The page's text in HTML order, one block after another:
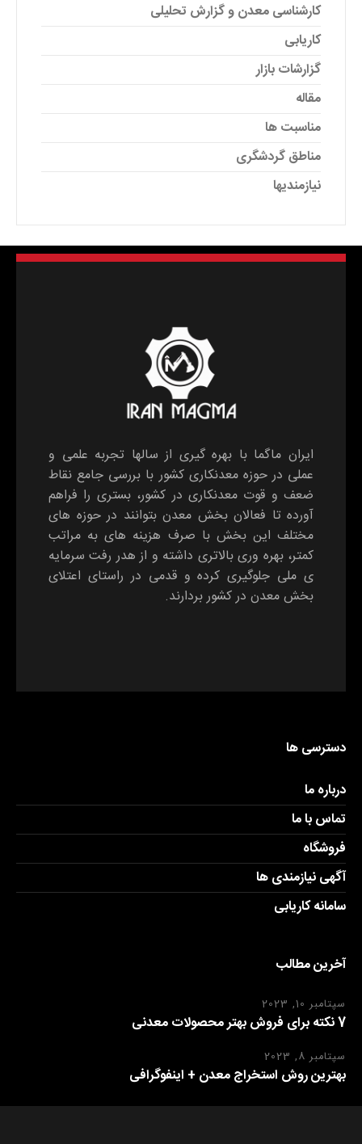
کارشناسی معدن و گزارش تحلیلی
کاریابی
گزارشات بازار
مقاله
مناسبت ها
مناطق گردشگری
نیازمندیها
ایران ماگما با بهره گیری از سالها تجربه علمی و
عملی در حوزه معدنکاری کشور با بررسی جامع نقاط
ضعف و قوت معدنکاری در کشور، بستری را فراهم
آورده تا فعالان بخش معدن بتوانند در حوزه های
مختلف این بخش با صرف هزینه های به مراتب
کمتر، بهره وری بالاتری داشته و از هدر رفت سرمایه
ی ملی جلوگیری کرده و قدمی در راستای اعتلای
بخش معدن در کشور بردارند.
دسترسی ها
درباره ما
تماس با ما
فروشگاه
آگهی نیازمندی ها
سامانه کاریابی
آخرین مطالب
سپتامبر 10, 2023
7 نکته برای فروش بهتر محصولات معدنی
سپتامبر 8, 2023
بهترین روش استخراج معدن + اینفوگرافی